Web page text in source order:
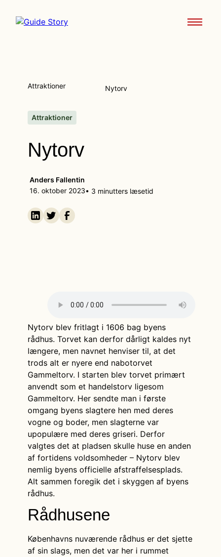
Support
Kontakt os
Attraktioner Nytorv
Attraktioner
Nytorv
Anders Fallentin
16. oktober 2023• 3 minutters læsetid
Nytorv blev fritlagt i 1606 bag byens
rådhus. Torvet kan derfor dårligt kaldes nyt
længere, men navnet henviser til, at det
trods alt er nyere end nabotorvet
Gammeltorv. I starten blev torvet primært
anvendt som et handelstorv ligesom
Gammeltorv. Her sendte man i første
omgang byens slagtere hen med deres
vogne og boder, men slagterne var
upopulære med deres griseri. Derfor
valgtes det at pladsen skulle huse en anden
af fortidens voldsomheder – Nytorv blev
nemlig byens officielle afstraffelsesplads.
Alt sammen foregik det i skyggen af byens
rådhus.
Rådhusene
Københavns nuværende rådhus er det sjette
af sin slags, men det var her i rummet